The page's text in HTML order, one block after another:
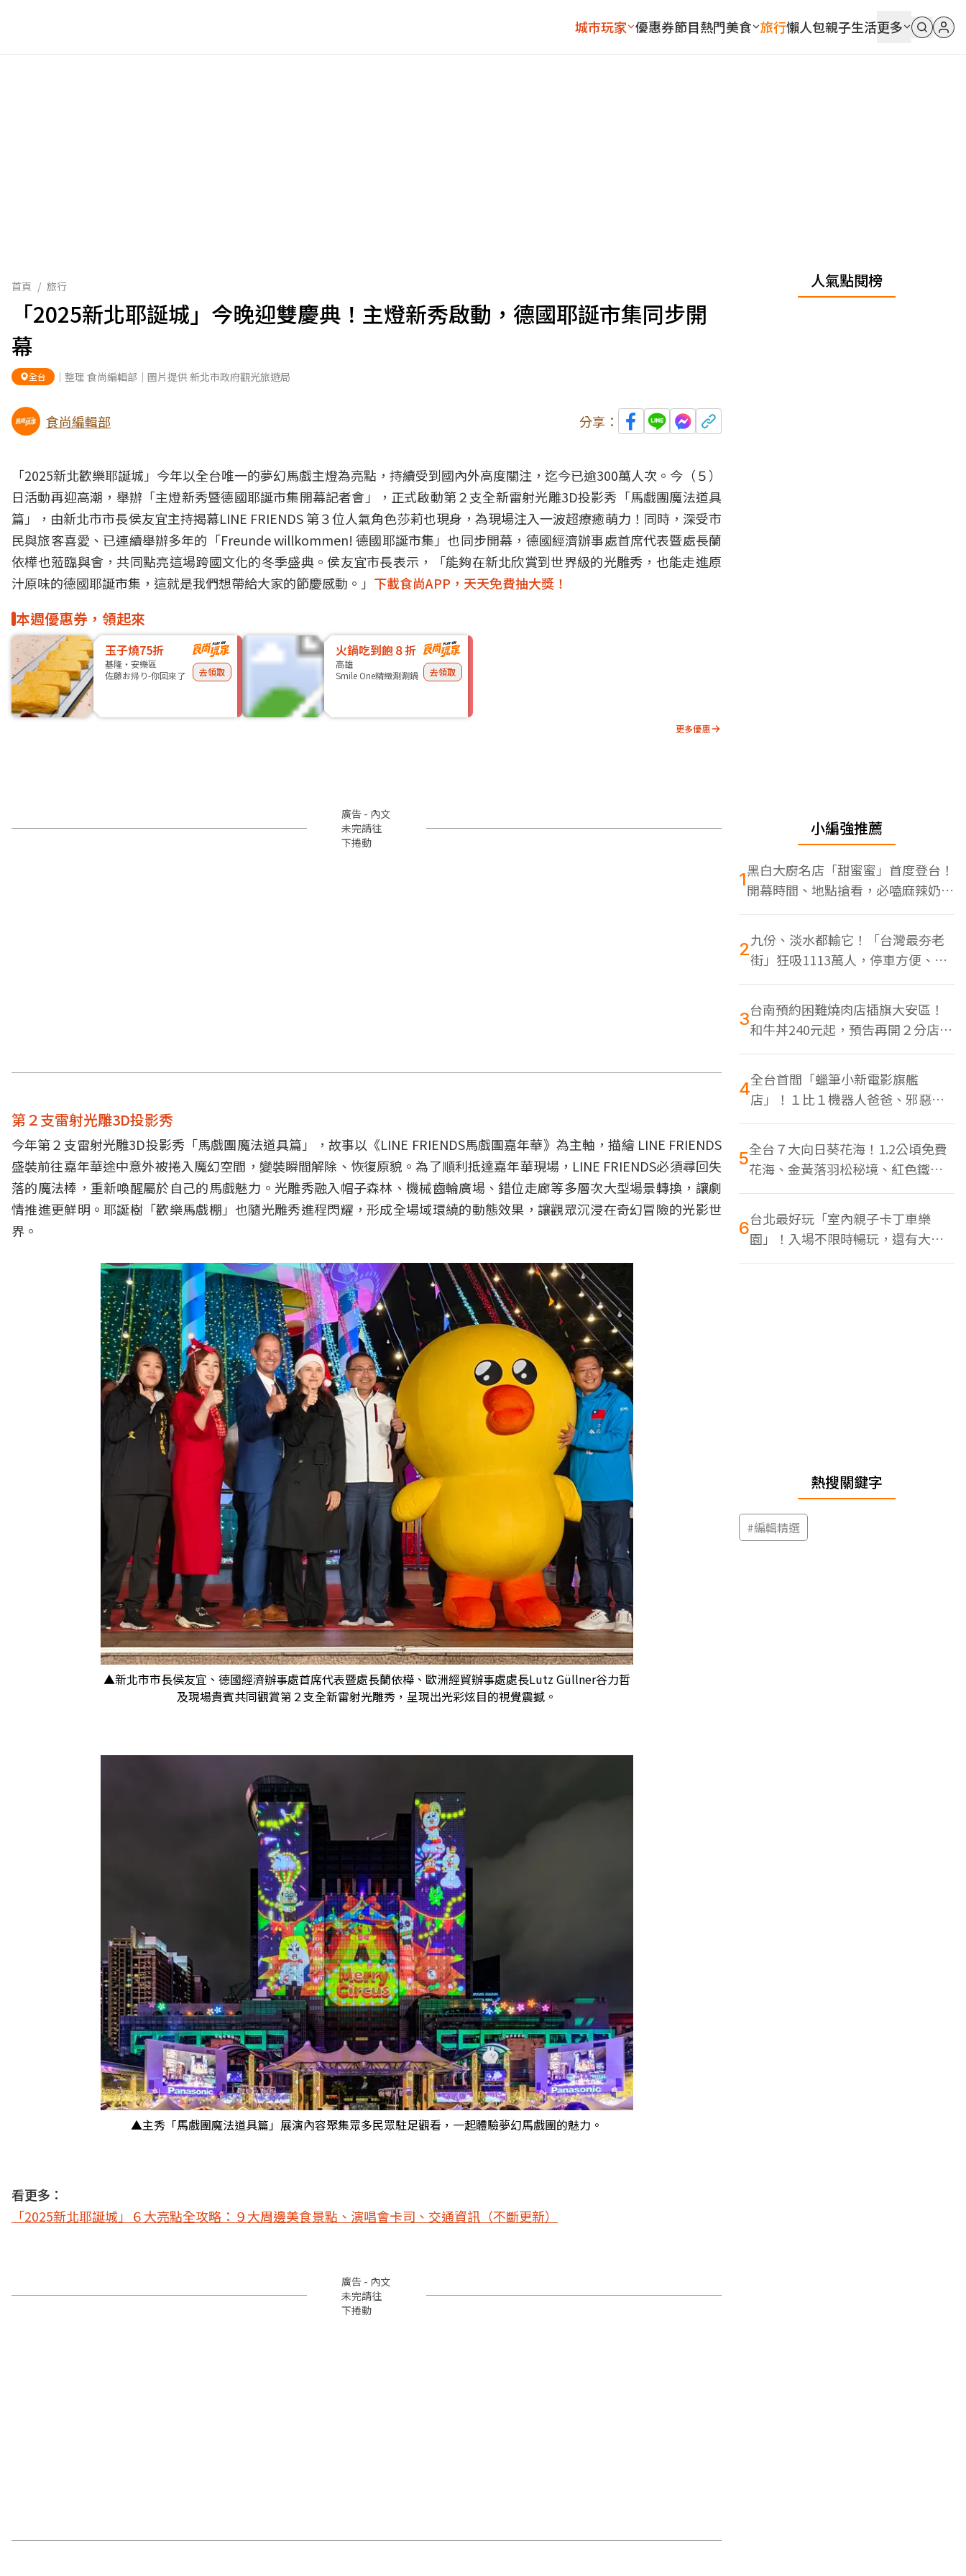
城市玩家 優惠券節目熱門美食 旅行懶人包親子生活更多
首頁 / 旅行
「2025新北耶誕城」今晚迎雙慶典！主燈新秀啟動，德國耶誕市集同步開
幕
全台 ｜整理 食尚編輯部｜圖片提供 新北市政府觀光旅遊局
食尚編輯部 分享：
「2025新北歡樂耶誕城」今年以全台唯一的夢幻馬戲主燈為亮點，持續受到國內外高度關注，迄今已逾300萬人次。今（５）
日活動再迎高潮，舉辦「主燈新秀暨德國耶誕市集開幕記者會」，正式啟動第２支全新雷射光雕3D投影秀「馬戲團魔法道具
篇」，由新北市市長侯友宜主持揭幕LINE FRIENDS 第３位人氣角色莎莉也現身，為現場注入一波超療癒萌力！同時，深受市
民與旅客喜愛、已連續舉辦多年的「Freunde willkommen! 德國耶誕市集」也同步開幕，德國經濟辦事處首席代表暨處長蘭
依樺也蒞臨與會，共同點亮這場跨國文化的冬季盛典。侯友宜市長表示，「能夠在新北欣賞到世界級的光雕秀，也能走進原
汁原味的德國耶誕市集，這就是我們想帶給大家的節慶感動。」 下載食尚APP，天天免費抽大獎！
本週優惠券，領起來
玉子燒75折
基隆・安樂區
佐藤お帰り-你回來了
去領取
火鍋吃到飽８折
高雄
Smile One精緻涮涮鍋
去領取
更多優惠
廣告 - 內文
未完請往
下捲動
第２支雷射光雕3D投影秀
今年第２支雷射光雕3D投影秀「馬戲團魔法道具篇」，故事以《LINE FRIENDS馬戲團嘉年華》為主軸，描繪 LINE FRIENDS
盛裝前往嘉年華途中意外被捲入魔幻空間，變裝瞬間解除、恢復原貌。為了順利抵達嘉年華現場，LINE FRIENDS必須尋回失
落的魔法棒，重新喚醒屬於自己的馬戲魅力。光雕秀融入帽子森林、機械齒輪廣場、錯位走廊等多層次大型場景轉換，讓劇
情推進更鮮明。耶誕樹「歡樂馬戲棚」也隨光雕秀進程閃耀，形成全場域環繞的動態效果，讓觀眾沉浸在奇幻冒險的光影世
界。
▲新北市市長侯友宜、德國經濟辦事處首席代表暨處長蘭依樺、歐洲經貿辦事處處長Lutz Güllner谷力哲
及現場貴賓共同觀賞第２支全新雷射光雕秀，呈現出光彩炫目的視覺震撼。
▲主秀「馬戲團魔法道具篇」展演內容聚集眾多民眾駐足觀看，一起體驗夢幻馬戲團的魅力。
看更多：
「2025新北耶誕城」６大亮點全攻略：９大周邊美食景點、演唱會卡司、交通資訊（不斷更新）
廣告 - 內文
未完請往
下捲動
人氣點閱榜
小編強推薦
1黑白大廚名店「甜蜜蜜」首度登台！
開幕時間、地點搶看，必嗑麻辣奶油
蝦
2九份、淡水都輸它！「台灣最夯老
街」狂吸1113萬人，停車方便、特
色美食多
3台南預約困難燒肉店插旗大安區！
和牛丼240元起，預告再開２分店、
地點曝光
4全台首間「蠟筆小新電影旗艦
店」！１比１機器人爸爸、邪惡正
男，百款周邊買翻
5全台７大向日葵花海！1.2公頃免費
花海、金黃落羽松秘境、紅色鐵橋
同框
6台北最好玩「室內親子卡丁車樂
園」！入場不限時暢玩，還有大螢
幕Switch遊戲區
熱搜關鍵字
#編輯精選